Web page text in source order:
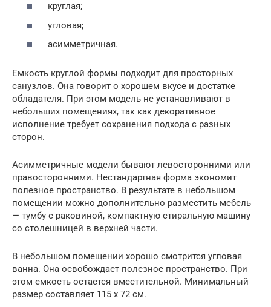
круглая;
угловая;
асимметричная.
Емкость круглой формы подходит для просторных
санузлов. Она говорит о хорошем вкусе и достатке
обладателя. При этом модель не устанавливают в
небольших помещениях, так как декоративное
исполнение требует сохранения подхода с разных
сторон.
Асимметричные модели бывают левосторонними или
правосторонними. Нестандартная форма экономит
полезное пространство. В результате в небольшом
помещении можно дополнительно разместить мебель
— тумбу с раковиной, компактную стиральную машину
со столешницей в верхней части.
В небольшом помещении хорошо смотрится угловая
ванна. Она освобождает полезное пространство. При
этом емкость остается вместительной. Минимальный
размер составляет 115 х 72 см.